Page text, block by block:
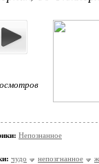
Непознанное
чудо непозгнанное